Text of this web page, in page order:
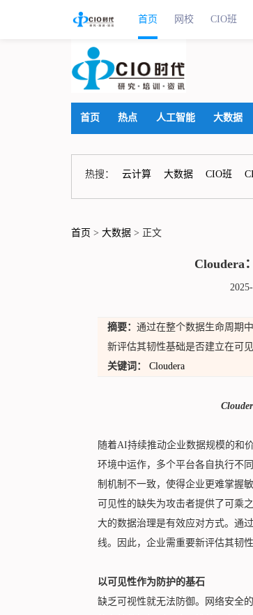
首页 网校 CIO班
首页 热点 人工智能 大数据
热搜： 云计算 大数据 CIO班
首页 > 大数据 > 正文
Cloudera
摘要： 通过在整个数据生命周期
新评估其韧性基础是否建立在可见
关键词：
Cloudera
随着AI持续推动企业数据规模的和
环境中运作，多个平台各自执行不
制机制不一致，使得企业更难掌握
可见性的缺失为攻击者提供了可乘
大的数据治理是有效应对方式。通
线。因此，企业需重要新评估其韧
以可见性作为防护的基石
缺乏可视性就无法防御。网络安全